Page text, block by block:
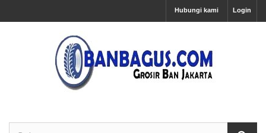
Login
Hubungi kami